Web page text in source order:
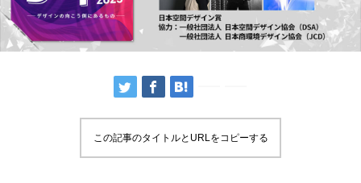
この記事のタイトルとURLをコピーする